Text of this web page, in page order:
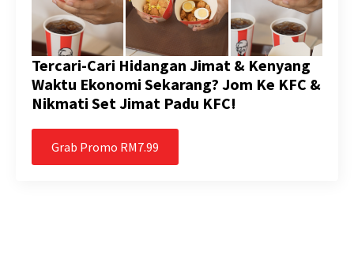
Tercari-Cari Hidangan Jimat & Kenyang
Waktu Ekonomi Sekarang? Jom Ke KFC &
Nikmati Set Jimat Padu KFC!
Grab Promo RM7.99